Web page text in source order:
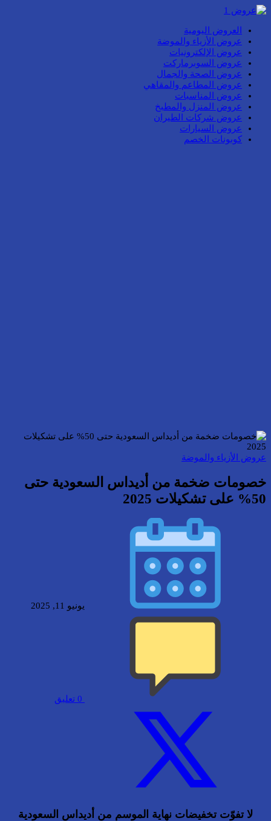
العروض اليومية
عروض الأزياء والموضة
عروض الإلكترونيات
عروض السوبرماركت
عروض الصحة والجمال
عروض المطاعم والمقاهي
عروض المناسبات
عروض المنزل والمطبخ
عروض شركات الطيران
عروض السيارات
كوبونات الخصم
عروض الأزياء والموضة
خصومات ضخمة من أديداس السعودية حتى
50% على تشكيلات 2025
يونيو 11, 2025
0 تعليق
لا تفوّت تخفيضات نهاية الموسم من أديداس السعودية